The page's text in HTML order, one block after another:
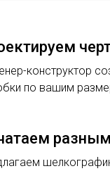
конструктор
по вашим